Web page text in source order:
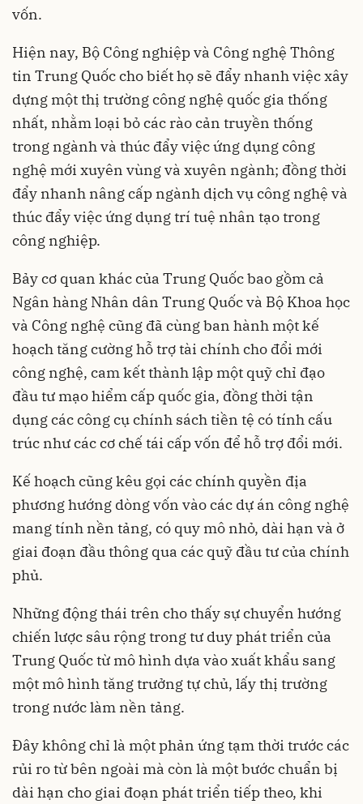
vốn.
Hiện nay, Bộ Công nghiệp và Công nghệ Thông
tin Trung Quốc cho biết họ sẽ đẩy nhanh việc xây
dựng một thị trường công nghệ quốc gia thống
nhất, nhằm loại bỏ các rào cản truyền thống
trong ngành và thúc đẩy việc ứng dụng công
nghệ mới xuyên vùng và xuyên ngành; đồng thời
đẩy nhanh nâng cấp ngành dịch vụ công nghệ và
thúc đẩy việc ứng dụng trí tuệ nhân tạo trong
công nghiệp.
Bảy cơ quan khác của Trung Quốc bao gồm cả
Ngân hàng Nhân dân Trung Quốc và Bộ Khoa học
và Công nghệ cũng đã cùng ban hành một kế
hoạch tăng cường hỗ trợ tài chính cho đổi mới
công nghệ, cam kết thành lập một quỹ chỉ đạo
đầu tư mạo hiểm cấp quốc gia, đồng thời tận
dụng các công cụ chính sách tiền tệ có tính cấu
trúc như các cơ chế tái cấp vốn để hỗ trợ đổi mới.
Kế hoạch cũng kêu gọi các chính quyền địa
phương hướng dòng vốn vào các dự án công nghệ
mang tính nền tảng, có quy mô nhỏ, dài hạn và ở
giai đoạn đầu thông qua các quỹ đầu tư của chính
phủ.
Những động thái trên cho thấy sự chuyển hướng
chiến lược sâu rộng trong tư duy phát triển của
Trung Quốc từ mô hình dựa vào xuất khẩu sang
một mô hình tăng trưởng tự chủ, lấy thị trường
trong nước làm nền tảng.
Đây không chỉ là một phản ứng tạm thời trước các
rủi ro từ bên ngoài mà còn là một bước chuẩn bị
dài hạn cho giai đoạn phát triển tiếp theo, khi